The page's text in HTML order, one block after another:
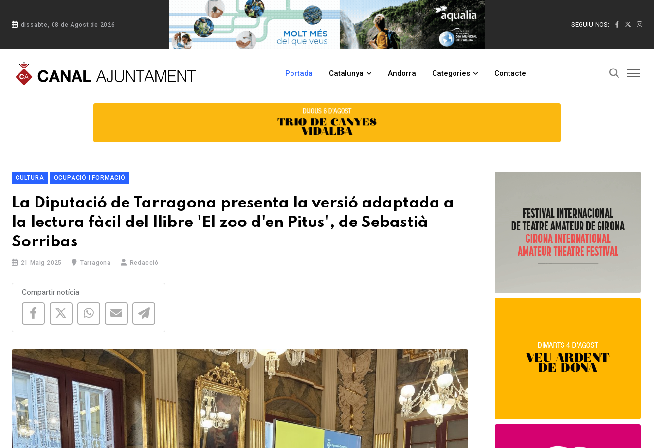
dissabte, 08 de Agost de 2026 SEGUIU-NOS:
Portada Catalunya Andorra Categories Contacte
Portada Blog La Diputació de Tarragona presenta la versió adaptada a la lectura fàcil del llibre 'El zoo d'en Pitus', de Sebastià Sorribas
CULTURA OCUPACIÓ I FORMACIÓ
La Diputació de Tarragona presenta la versió adaptada a
la lectura fàcil del llibre 'El zoo d'en Pitus', de Sebastià
Sorribas
21 Maig 2025 Tarragona Redacció
Compartir notícia